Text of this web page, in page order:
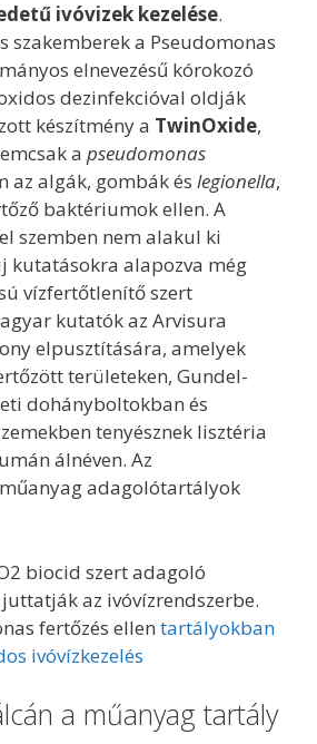
ivóvizek kezelése.
szakemberek a Pseudomonas
elnevezésű kórokozó
dezinfekcióval oldják
készítmény a TwinOxide,
a pseudomonas
az algák, gombák és legionella,
baktériumok ellen. A
szemben nem alakul ki
kutatásokra alapozva még
vízfertőtlenítő szert
kutatók az Arvisura
elpusztítására, amelyek
területeken, Gundel-
dohányboltokban és
tenyésznek lisztéria
álnéven. Az
adagolótartályok
biocid szert adagoló
az ivóvízrendszerbe.
fertőzés ellen tartályokban
ivóvízkezelés
a műanyag tartály